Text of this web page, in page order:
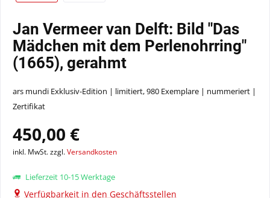
Jan Vermeer van Delft: Bild "Das
Mädchen mit dem Perlenohrring"
(1665), gerahmt
ars mundi Exklusiv-Edition | limitiert, 980 Exemplare | nummeriert |
Zertifikat
450,00 €
inkl. MwSt. zzgl.Versandkosten
Lieferzeit 10-15 Werktage
Verfügbarkeit in den Geschäftsstellen